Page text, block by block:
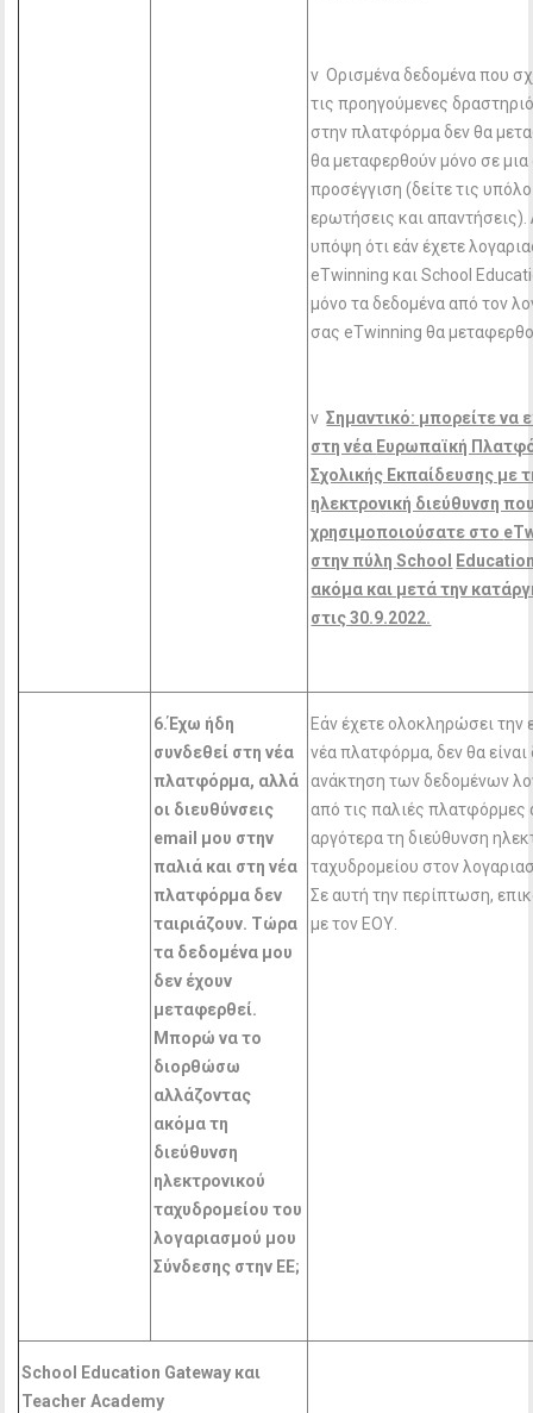
v Ορισμένα δεδομένα που
τις προηγούμενες
στην πλατφόρμα δεν θα
θα μεταφερθούν μόνο σε μια
προσέγγιση (δείτε τις
ερωτήσεις και απαντήσεις).
υπόψη ότι εάν έχετε
eTwinning και School
μόνο τα δεδομένα από τον
σας eTwinning θα
vΣημαντικό: μπορείτε να
στη νέα Ευρωπαϊκή
Σχολικής Εκπαίδευσης με
ηλεκτρονική διεύθυνση
χρησιμοποιούσατε στο
στην πύληSchool
ακόμα και μετά την
στις 30.9.2022.
6.Έχω ήδη
συνδεθεί στη νέα
πλατφόρμα, αλλά
οι διευθύνσεις
email μου στην
παλιά και στη νέα
πλατφόρμα δεν
ταιριάζουν. Τώρα
τα δεδομένα μου
δεν έχουν
μεταφερθεί.
Μπορώ να το
διορθώσω
αλλάζοντας
ακόμα τη
διεύθυνση
ηλεκτρονικού
ταχυδρομείου του
λογαριασμού μου
Σύνδεσης στην ΕΕ;
Εάν έχετε ολοκληρώσει την
νέα πλατφόρμα, δεν θα είναι
ανάκτηση των δεδομένων
από τις παλιές πλατφόρμες
αργότερα τη διεύθυνση
ταχυδρομείου στον
Σε αυτή την περίπτωση,
με τον ΕΟΥ.
School Education Gateway και
Teacher Academy